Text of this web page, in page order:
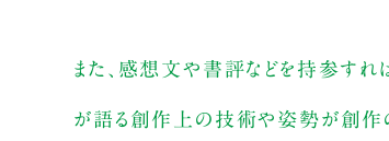
また、感想文や書評などを持参すれ
が語る創作上の技術や姿勢が創作の